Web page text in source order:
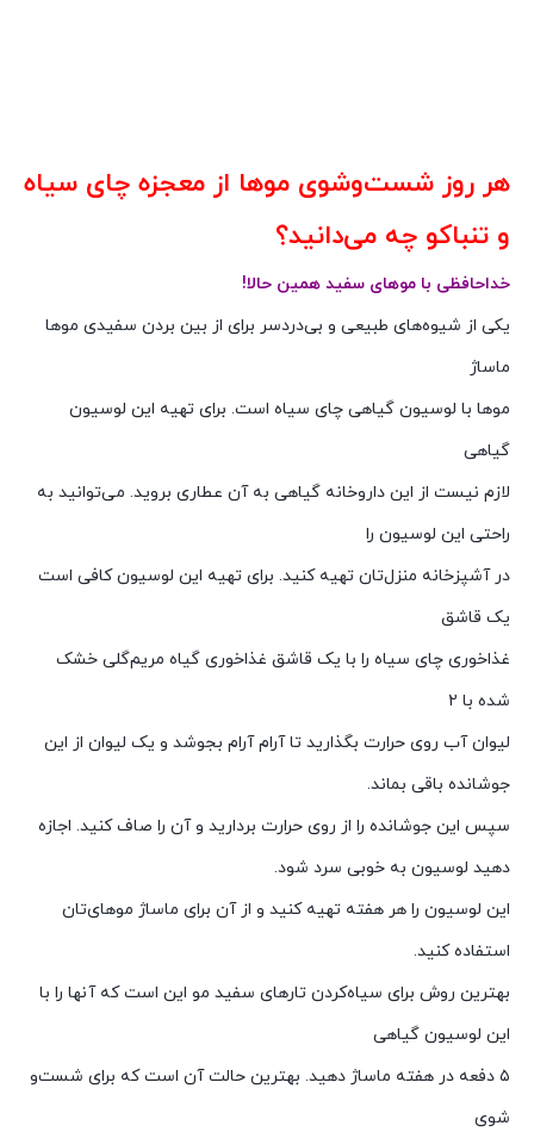
هر روز شست‌وشوی مو‌ها از معجزه چای سیاه
و تنباکو چه می‌دانید؟
خداحافظی با موهای سفید همین حالا!
یکی از شیوه‌های طبیعی و بی‌دردسر برای از بین بردن سفیدی موها
ماساژ
موها با لوسیون گیاهی چای سیاه است. برای تهیه این لوسیون
گیاهی
لازم نیست از این داروخانه گیاهی به آن عطاری بروید. می‌توانید به
راحتی این لوسیون را
در آشپزخانه منزل‌تان تهیه کنید. برای تهیه این لوسیون کافی است
یک قاشق
غذاخوری چای سیاه را با یک قاشق غذاخوری گیاه مریم‌گلی خشک
شده با ۲
لیوان آب روی حرارت بگذارید تا آرام آرام بجوشد و یک لیوان از این
جوشانده باقی بماند.
سپس این جوشانده را از روی حرارت بردارید و آن را صاف کنید. اجازه
دهید لوسیون به خوبی سرد شود.
این لوسیون را هر هفته تهیه کنید و از آن برای ماساژ موهای‌تان
استفاده کنید.
بهترین روش برای سیاه‌کردن تارهای سفید مو این است که آنها را با
این لوسیون گیاهی
۵ دفعه در هفته ماساژ دهید. بهترین حالت آن است که برای شست‌و
شوی